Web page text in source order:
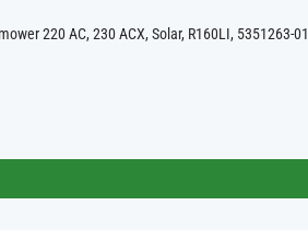
220 AC, 230 ACX, Solar, R160LI, 5351263-01